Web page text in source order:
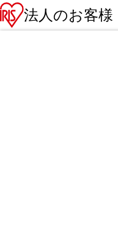
法人のお客様